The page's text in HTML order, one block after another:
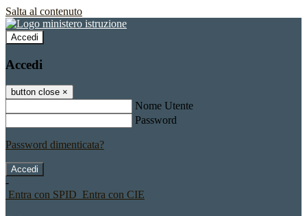
Salta al contenuto
Accedi
Accedi
button close ×
Nome Utente
Password
Password dimenticata?
-
Entra con SPID Entra con CIE